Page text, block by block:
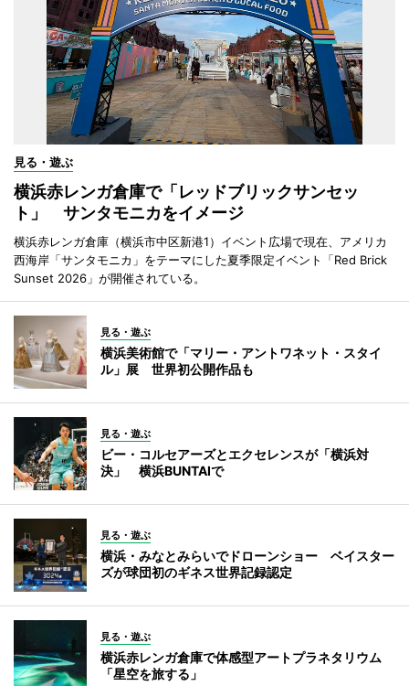
見る・遊ぶ
横浜赤レンガ倉庫で「レッドブリックサンセッ
ト」 サンタモニカをイメージ
横浜赤レンガ倉庫（横浜市中区新港1）イベント広場で現在、アメリカ
西海岸「サンタモニカ」をテーマにした夏季限定イベント「Red Brick
Sunset 2026」が開催されている。
見る・遊ぶ
横浜美術館で「マリー・アントワネット・スタイ
ル」展 世界初公開作品も
見る・遊ぶ
ビー・コルセアーズとエクセレンスが「横浜対
決」 横浜BUNTAIで
見る・遊ぶ
横浜・みなとみらいでドローンショー ベイスター
ズが球団初のギネス世界記録認定
見る・遊ぶ
横浜赤レンガ倉庫で体感型アートプラネタリウム
「星空を旅する」